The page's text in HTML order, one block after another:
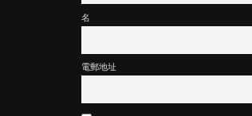
名
電郵地址